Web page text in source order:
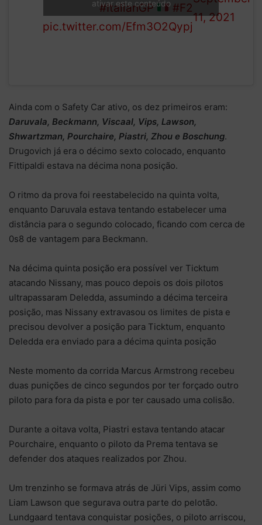
team mate#ItalianGP
#F2
pic.twitter.com/Efm3O2Qypj
11, 2021
ativar este conteúdo
Ainda com o Safety Car ativo, os dez primeiros eram:
Daruvala, Beckmann, Viscaal, Vips, Lawson,
Shwartzman, Pourchaire, Piastri, Zhou e Boschung.
Drugovich já era o décimo sexto colocado, enquanto
Fittipaldi estava na décima nona posição.
O ritmo da prova foi reestabelecido na quinta volta,
enquanto Daruvala estava tentando estabelecer uma
distância para o segundo colocado, ficando com cerca de
0s8 de vantagem para Beckmann.
Na décima quinta posição era possível ver Ticktum
atacando Nissany, mas pouco depois os dois pilotos
ultrapassaram Deledda, assumindo a décima terceira
posição, mas Nissany extravasou os limites de pista e
precisou devolver a posição para Ticktum, enquanto
Deledda era enviado para a décima quinta posição
Neste momento da corrida Marcus Armstrong recebeu
duas punições de cinco segundos por ter forçado outro
piloto para fora da pista e por ter causado uma colisão.
Durante a oitava volta, Piastri estava tentando atacar
Pourchaire, enquanto o piloto da Prema tentava se
defender dos ataques realizados por Zhou.
Um trenzinho se formava atrás de Jüri Vips, assim como
Liam Lawson que segurava outra parte do pelotão.
Lundgaard tentava conquistar posições, o piloto arriscou,